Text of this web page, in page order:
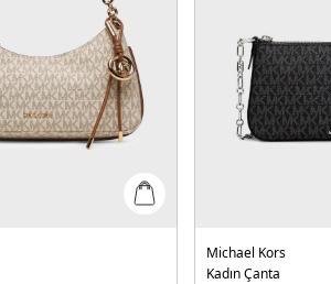
Michael Kors
Kadın Çanta